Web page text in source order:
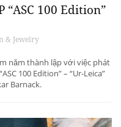
“ASC 100 Edition”
& Jewelry
năm thành lập với việc phát
100 Edition” – “Ur-Leica”
Barnack.